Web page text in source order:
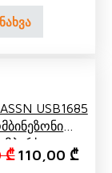
ნახვა
₾.
50,00 ₾.
USB1685
₾ Original price
110,00 ₾